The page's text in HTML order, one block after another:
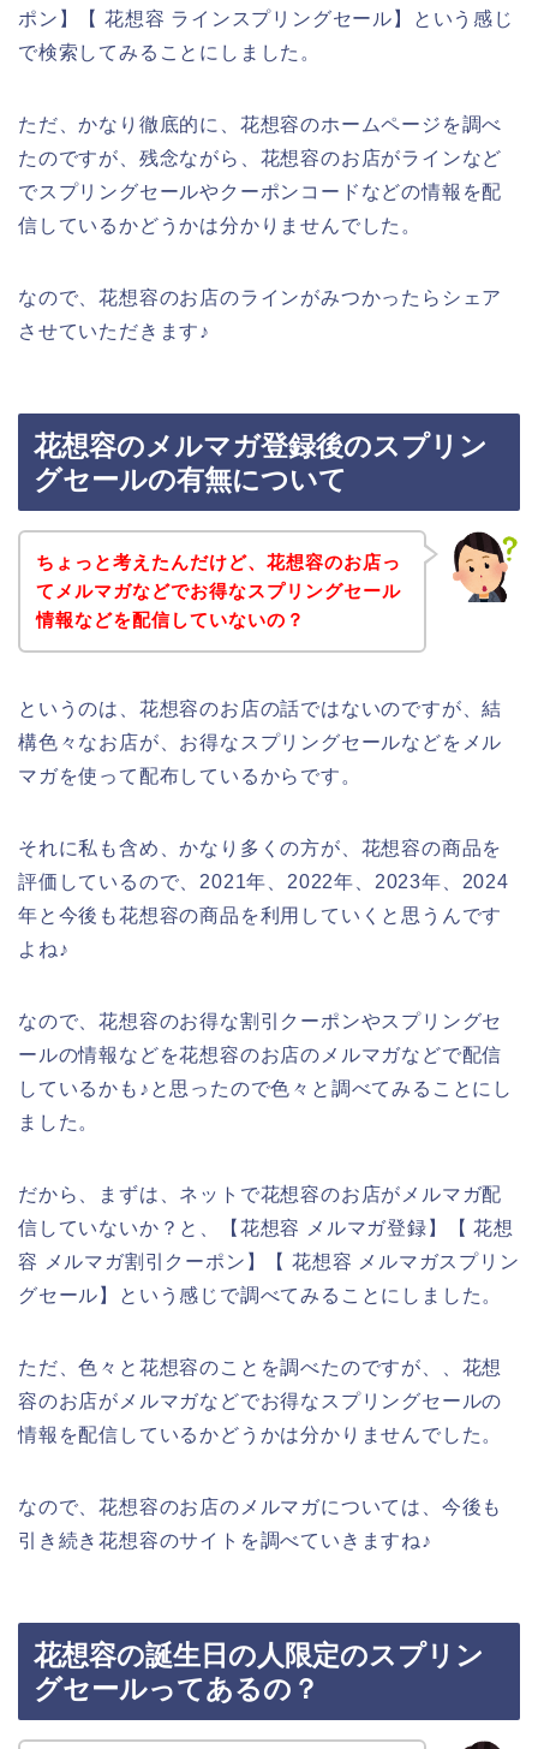
ポン】【 花想容 ラインスプリングセール】という感じ
で検索してみることにしました。
ただ、かなり徹底的に、花想容のホームページを調べ
たのですが、残念ながら、花想容のお店がラインなど
でスプリングセールやクーポンコードなどの情報を配
信しているかどうかは分かりませんでした。
なので、花想容のお店のラインがみつかったらシェア
させていただきます♪
花想容のメルマガ登録後のスプリン
グセールの有無について
ちょっと考えたんだけど、花想容のお店っ
てメルマガなどでお得なスプリングセール
情報などを配信していないの？
というのは、花想容のお店の話ではないのですが、結
構色々なお店が、お得なスプリングセールなどをメル
マガを使って配布しているからです。
それに私も含め、かなり多くの方が、花想容の商品を
評価しているので、2021年、2022年、2023年、2024
年と今後も花想容の商品を利用していくと思うんです
よね♪
なので、花想容のお得な割引クーポンやスプリングセ
ールの情報などを花想容のお店のメルマガなどで配信
しているかも♪と思ったので色々と調べてみることにし
ました。
だから、まずは、ネットで花想容のお店がメルマガ配
信していないか？と、【花想容 メルマガ登録】【 花想
容 メルマガ割引クーポン】【 花想容 メルマガスプリン
グセール】という感じで調べてみることにしました。
ただ、色々と花想容のことを調べたのですが、、花想
容のお店がメルマガなどでお得なスプリングセールの
情報を配信しているかどうかは分かりませんでした。
なので、花想容のお店のメルマガについては、今後も
引き続き花想容のサイトを調べていきますね♪
花想容の誕生日の人限定のスプリン
グセールってあるの？